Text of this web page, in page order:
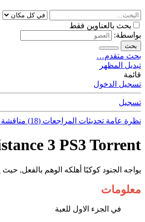
بحث بالعناوين فقط
بواسطة:
بحث
بحث متقدم…
تبديل المظهر
قائمة
تسجيل الدخول
تسجيل
نظرة عامة تحديثات المراجعات (18) مناقشة
3 PS3 Torrent
يواجه الجنود كوكبًا أهلكه الوهم بالفعل,
معلومات
في الجزء الاول للعبة